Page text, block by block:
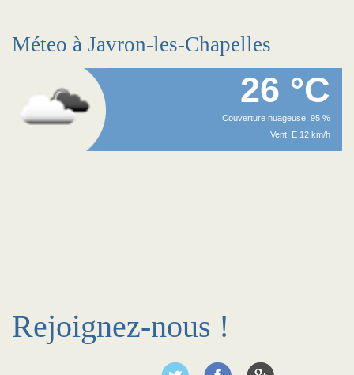
Méteo à Javron-les-Chapelles
26 °C
Couverture nuageuse: 95 %
Vent: E 12 km/h
Rejoignez-nous !